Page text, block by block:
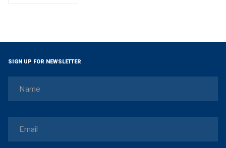
SIGN UP FOR NEWSLETTER